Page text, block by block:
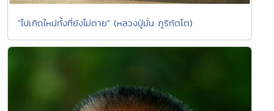
"ไปเกิดใหม่ทั้งที่ยังไม่ตาย" (หลวงปู่มั่น ภูริทัตโต)